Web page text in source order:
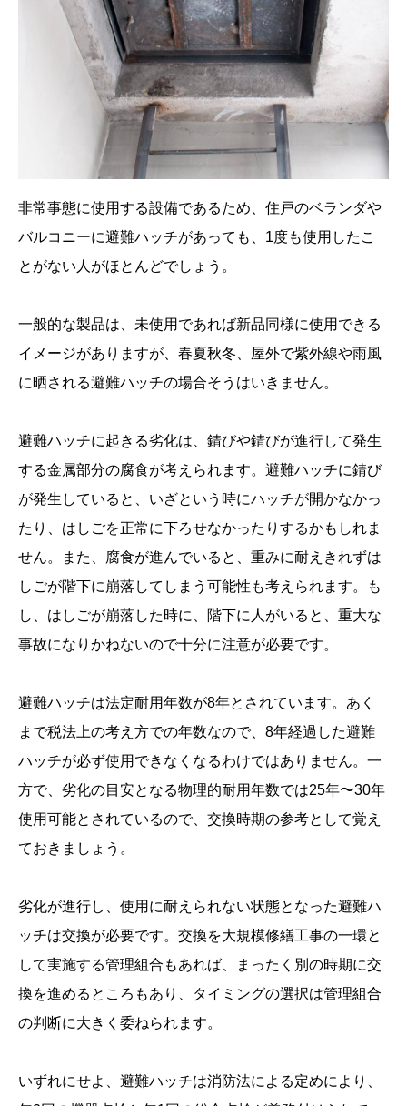
非常事態に使用する設備であるため、住戸のベランダや
バルコニーに避難ハッチがあっても、1度も使用したこ
とがない人がほとんどでしょう。
一般的な製品は、未使用であれば新品同様に使用できる
イメージがありますが、春夏秋冬、屋外で紫外線や雨風
に晒される避難ハッチの場合そうはいきません。
避難ハッチに起きる劣化は、錆びや錆びが進行して発生
する金属部分の腐食が考えられます。避難ハッチに錆び
が発生していると、いざという時にハッチが開かなかっ
たり、はしごを正常に下ろせなかったりするかもしれま
せん。また、腐食が進んでいると、重みに耐えきれずは
しごが階下に崩落してしまう可能性も考えられます。も
し、はしごが崩落した時に、階下に人がいると、重大な
事故になりかねないので十分に注意が必要です。
避難ハッチは法定耐用年数が8年とされています。あく
まで税法上の考え方での年数なので、8年経過した避難
ハッチが必ず使用できなくなるわけではありません。一
方で、劣化の目安となる物理的耐用年数では25年〜30年
使用可能とされているので、交換時期の参考として覚え
ておきましょう。
劣化が進行し、使用に耐えられない状態となった避難ハ
ッチは交換が必要です。交換を大規模修繕工事の一環と
して実施する管理組合もあれば、まったく別の時期に交
換を進めるところもあり、タイミングの選択は管理組合
の判断に大きく委ねられます。
いずれにせよ、避難ハッチは消防法による定めにより、